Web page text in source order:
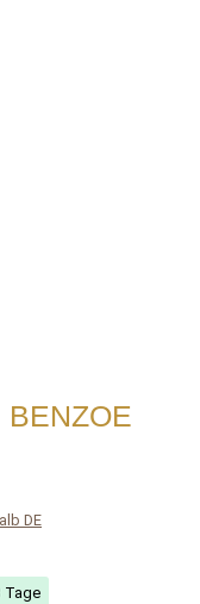
BENZOE
DE
5 Sternen
Tage